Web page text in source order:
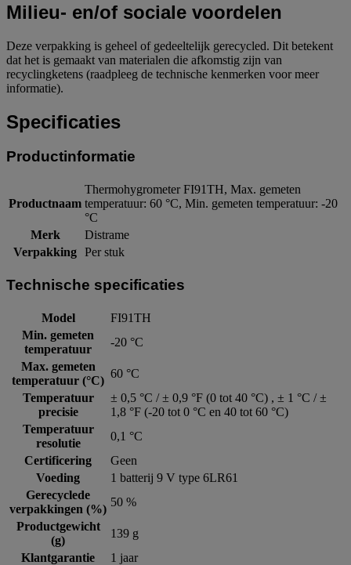
Milieu- en/of sociale voordelen
Deze verpakking is geheel of gedeeltelijk gerecycled. Dit betekent
dat het is gemaakt van materialen die afkomstig zijn van
recyclingketens (raadpleeg de technische kenmerken voor meer
informatie).
Specificaties
Productinformatie
Productnaam
Thermohygrometer FI91TH, Max. gemeten
temperatuur: 60 °C, Min. gemeten temperatuur: -20
°C
Merk
Distrame
Verpakking Per stuk
Technische specificaties
Model
FI91TH
Min. gemeten
temperatuur
-20 °C
Max. gemeten
temperatuur (°C)
60 °C
Temperatuur
precisie
± 0,5 °C / ± 0,9 °F (0 tot 40 °C) , ± 1 °C / ±
1,8 °F (-20 tot 0 °C en 40 tot 60 °C)
Temperatuur
resolutie
0,1 °C
Certificering
Geen
Voeding
1 batterij 9 V type 6LR61
Gerecyclede
verpakkingen (%)
50 %
Productgewicht
(g)
139 g
Klantgarantie
1 jaar